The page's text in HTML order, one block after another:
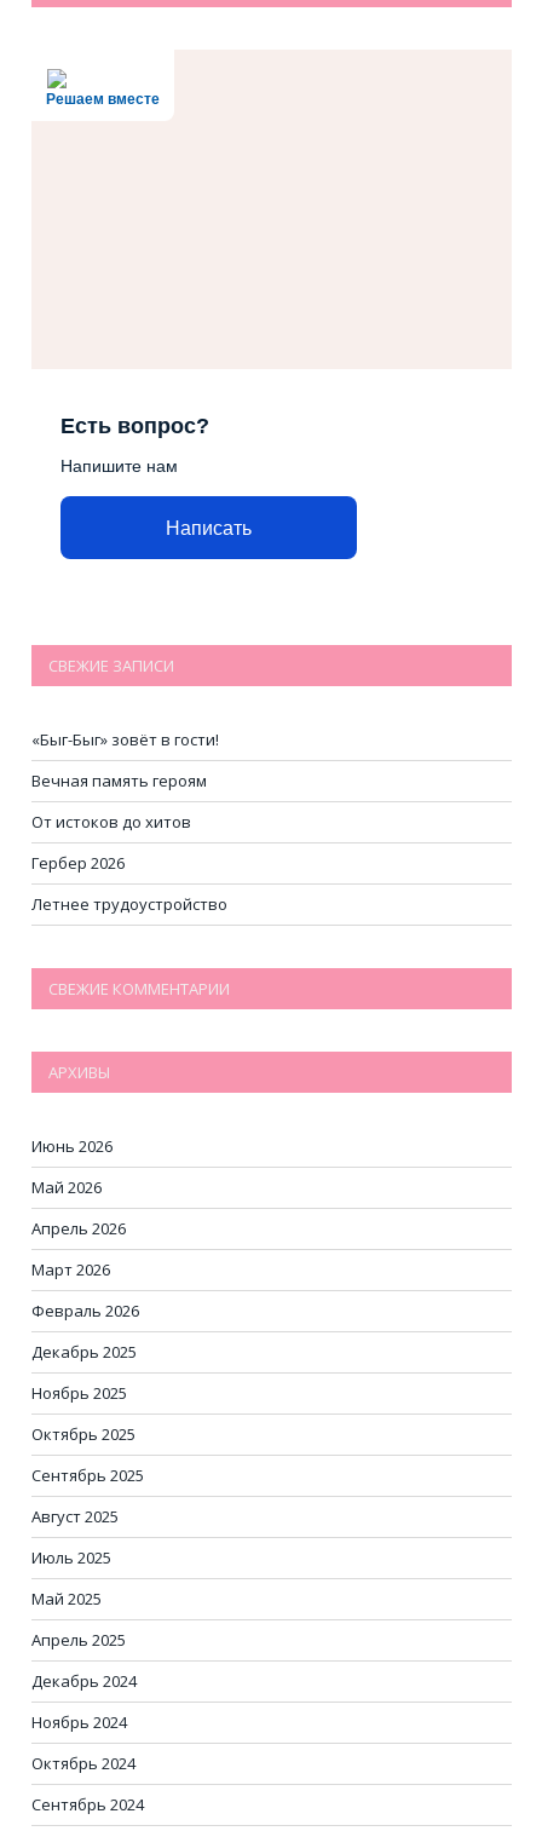
Решаем вместе
Есть вопрос?
Напишите нам
Написать
СВЕЖИЕ ЗАПИСИ
«Быг-Быг» зовёт в гости!
Вечная память героям
От истоков до хитов
Гербер 2026
Летнее трудоустройство
СВЕЖИЕ КОММЕНТАРИИ
АРХИВЫ
Июнь 2026
Май 2026
Апрель 2026
Март 2026
Февраль 2026
Декабрь 2025
Ноябрь 2025
Октябрь 2025
Сентябрь 2025
Август 2025
Июль 2025
Май 2025
Апрель 2025
Декабрь 2024
Ноябрь 2024
Октябрь 2024
Сентябрь 2024